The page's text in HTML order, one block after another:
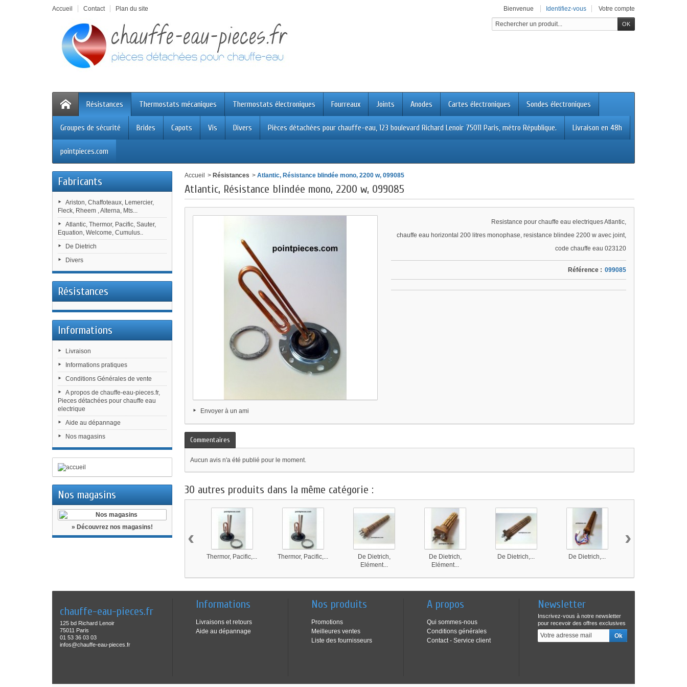
Accueil Contact Plan du site Bienvenue Identifiez-vous Votre compte
Résistances Thermostats mécaniques Thermostats électroniques Fourreaux Joints Anodes Cartes électroniques Sondes électroniques
Groupes de sécurité Brides Capots Vis Divers Pièces détachées pour chauffe-eau, 123 boulevard Richard Lenoir 75011 Paris, métro République. Livraison en 48h
pointpieces.com
Fabricants
Ariston, Chaffoteaux, Lemercier,
Fleck, Rheem , Alterna, Mts...
Atlantic, Thermor, Pacific, Sauter,
Equation, Welcome, Cumulus..
De Dietrich
Divers
Résistances
Informations
Livraison
Informations pratiques
Conditions Générales de vente
A propos de chauffe-eau-pieces.fr,
Pieces détachées pour chauffe eau
electrique
Aide au dépannage
Nos magasins
Nos magasins
» Découvrez nos magasins!
Accueil > Résistances > Atlantic, Résistance blindée mono, 2200 w, 099085
Atlantic, Résistance blindée mono, 2200 w, 099085
Envoyer à un ami
Resistance pour chauffe eau electriques Atlantic,
chauffe eau horizontal 200 litres monophase, resistance blindee 2200 w avec joint,
code chauffe eau 023120
Référence : 099085
Commentaires
Aucun avis n'a été publié pour le moment.
30 autres produits dans la même catégorie :
Thermor, Pacific,... Thermor, Pacific,...
De Dietrich,
Elément...
De Dietrich,
Elément...
De Dietrich,... De Dietrich,...
‹ ›
chauffe-eau-pieces.fr
125 bd Richard Lenoir
75011 Paris
01 53 36 03 03
infos@chauffe-eau-pieces.fr
Informations
Livraisons et retours
Aide au dépannage
Nos produits
Promotions
Meilleures ventes
Liste des fournisseurs
A propos
Qui sommes-nous
Conditions générales
Contact - Service client
Newsletter
Inscrivez-vous à notre newsletter
pour recevoir des offres exclusives